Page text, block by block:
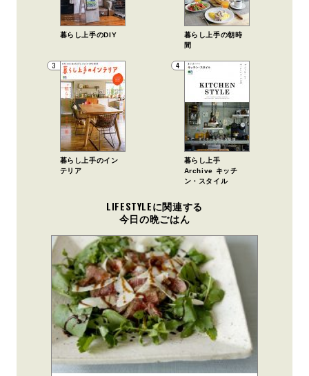
暮らし上手のDIY
暮らし上手の朝時
間
3
暮らし上手のイン
テリア
4
暮らし上手
Archive キッチ
ン・スタイル
LIFESTYLEに関連する
今日の晩ごはん